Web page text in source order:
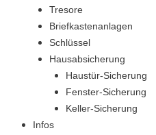
Tresore
Briefkastenanlagen
Schlüssel
Hausabsicherung
Haustür-Sicherung
Fenster-Sicherung
Keller-Sicherung
Infos